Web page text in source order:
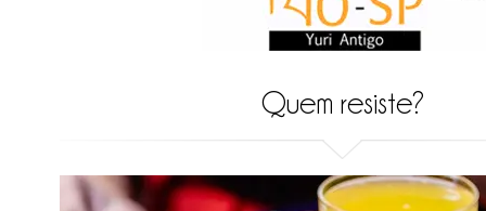
Quem resiste?